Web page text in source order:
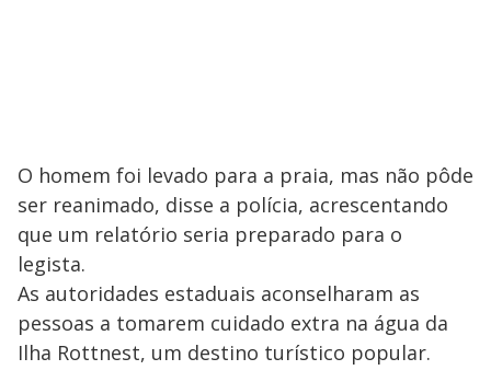
O homem foi levado para a praia, mas não pôde
ser reanimado, disse a polícia, acrescentando
que um relatório seria preparado para o
legista.
As autoridades estaduais aconselharam as
pessoas a tomarem cuidado extra na água da
Ilha Rottnest, um destino turístico popular.